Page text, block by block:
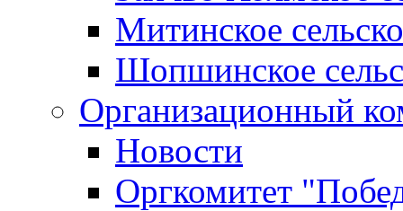
Митинское
Шопшинское
Организационный
Новости
Оргкомитет